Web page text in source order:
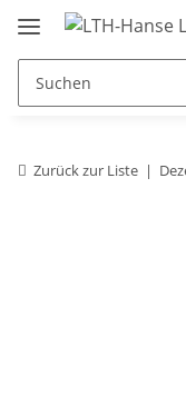
Zurück zur Liste